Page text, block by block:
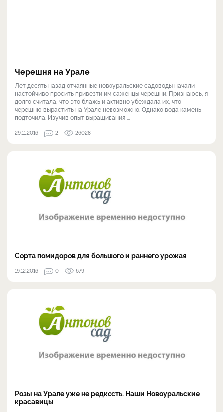
Черешня на Урале
Лет десять назад отчаянные новоуральские садоводы начали
настойчиво просить привезти им саженцы черешни. Признаюсь, я
долго считала, что это блажь и активно убеждала их, что
черешню вырастить на Урале невозможно. Однако вода камень
подточила. Изучив опыт выращивания ...
29.11.2016 2 26028
Сорта помидоров для большого и раннего урожая
19.12.2016 0 679
Розы на Урале уже не редкость. Наши Новоуральские
красавицы